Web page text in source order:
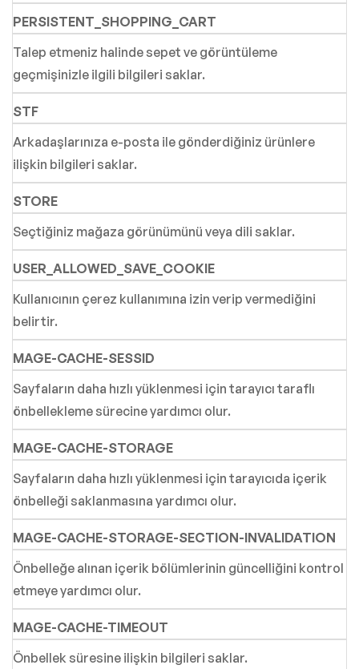
PERSISTENT_SHOPPING_CART
Talep etmeniz halinde sepet ve görüntüleme
geçmişinizle ilgili bilgileri saklar.
STF
Arkadaşlarınıza e-posta ile gönderdiğiniz ürünlere
ilişkin bilgileri saklar.
STORE
Seçtiğiniz mağaza görünümünü veya dili saklar.
USER_ALLOWED_SAVE_COOKIE
Kullanıcının çerez kullanımına izin verip vermediğini
belirtir.
MAGE-CACHE-SESSID
Sayfaların daha hızlı yüklenmesi için tarayıcı taraflı
önbellekleme sürecine yardımcı olur.
MAGE-CACHE-STORAGE
Sayfaların daha hızlı yüklenmesi için tarayıcıda içerik
önbelleği saklanmasına yardımcı olur.
MAGE-CACHE-STORAGE-SECTION-INVALIDATION
Önbelleğe alınan içerik bölümlerinin güncelliğini kontrol
etmeye yardımcı olur.
MAGE-CACHE-TIMEOUT
Önbellek süresine ilişkin bilgileri saklar.